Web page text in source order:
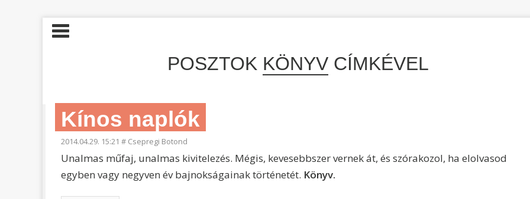
POSZTOK KÖNYV CÍMKÉVEL
Kínos naplók
2014.04.29. 15:21 # Csepregi Botond
Unalmas műfaj, unalmas kivitelezés. Mégis, kevesebbszer vernek át, és szórakozol, ha elolvasod
egyben vagy negyven év bajnokságainak történetét. Könyv.